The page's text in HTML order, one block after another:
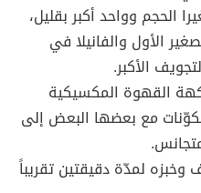
الحجم وواحد أكبر بقليل،
الأول والفانيلا في
الأكبر.
القهوة المكسيكية
مع بعضها البعض إلى
وخبزه لمدّة دقيقتين تقريباً